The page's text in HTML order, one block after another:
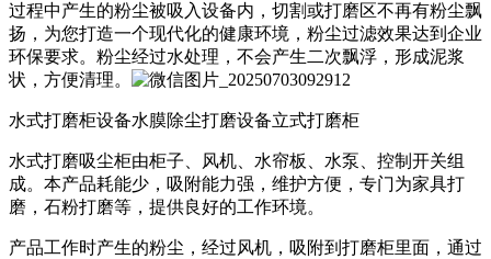
过程中产生的粉尘被吸入设备内，切割或打磨区不再有粉尘飘
扬，为您打造一个现代化的健康环境，粉尘过滤效果达到企业
环保要求。粉尘经过水处理，不会产生二次飘浮，形成泥浆
状，方便清理。
水式打磨柜设备水膜除尘打磨设备立式打磨柜
水式打磨吸尘柜由柜子、风机、水帘板、水泵、控制开关组
成。本产品耗能少，吸附能力强，维护方便，专门为家具打
磨，石粉打磨等，提供良好的工作环境。
产品工作时产生的粉尘，经过风机，吸附到打磨柜里面，通过